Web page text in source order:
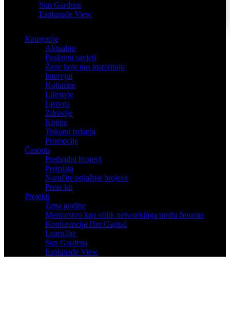
Sun Gardens
Esplanade View
Kategorije
Aktualno
Poslovni savjeti
Žene koje nas inspiriraju
Intervjui
Kolumne
Lifestyle
Ljepota
Zdravlje
Knjige
Tiskana izdanja
Promocije
Časopis
Prethodni brojevi
Pretplata
Naručite prijašnje brojeve
Press kit
Projekti
Žena godine
Mentorstvo kao oblik networkinga među ženama
Konferencija Her Capital
Learn2be
Sun Gardens
Esplanade View